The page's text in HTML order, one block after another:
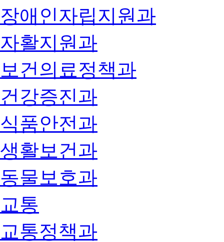
장애인자립지원과
자활지원과
보건의료정책과
건강증진과
식품안전과
생활보건과
동물보호과
교통
교통정책과